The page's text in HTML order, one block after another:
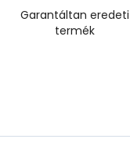
Garantáltan eredeti
termék